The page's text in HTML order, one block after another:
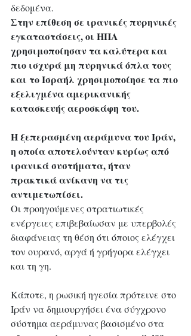
δεδομένα.
Στην επίθεση σε ιρανικές πυρηνικές
εγκαταστάσεις, οι ΗΠΑ
χρησιμοποίησαν τα καλύτερα και
πιο ισχυρά μη πυρηνικά όπλα τους
και το Ισραήλ χρησιμοποίησε τα πιο
εξελιγμένα αμερικανικής
κατασκευής αεροσκάφη του.
Η ξεπερασμένη αεράμυνα του Ιράν,
η οποία αποτελούνταν κυρίως από
ιρανικά συστήματα, ήταν
πρακτικά ανίκανη να τις
αντιμετωπίσει.
Οι προηγούμενες στρατιωτικές
ενέργειες επιβεβαίωσαν με υπερβολές
διαφάνειας τη θέση ότι όποιος ελέγχει
τον ουρανό, αργά ή γρήγορα ελέγχει
και τη γη.
Κάποτε, η ρωσική ηγεσία πρότεινε στο
Ιράν να δημιουργήσει ένα σύγχρονο
σύστημα αεράμυνας βασισμένο στα